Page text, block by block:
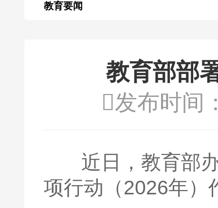
教育要闻
教育部部
发布时间
近日，教育部办
项行动（2026年